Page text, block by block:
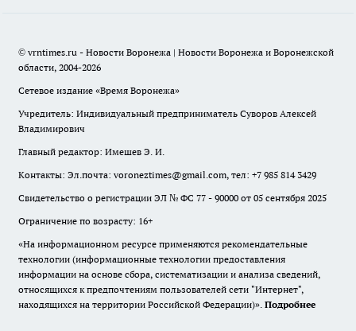
© vrntimes.ru - Новости Воронежа | Новости Воронежа и Воронежской
области, 2004-2026
Сетевое издание «Время Воронежа»
Учредитель: Индивидуальный предприниматель Суворов Алексей
Владимирович
Главный редактор: Имешев Э. И.
Контакты: Эл.почта: voroneztimes@gmail.com, тел: +7 985 814 3429
Свидетельство о регистрации ЭЛ № ФС 77 - 90000 от 05 сентября 2025
Ограничение по возрасту: 16+
«На информационном ресурсе применяются рекомендательные
технологии (информационные технологии предоставления
информации на основе сбора, систематизации и анализа сведений,
относящихся к предпочтениям пользователей сети "Интернет",
находящихся на территории Российской Федерации)». Подробнее